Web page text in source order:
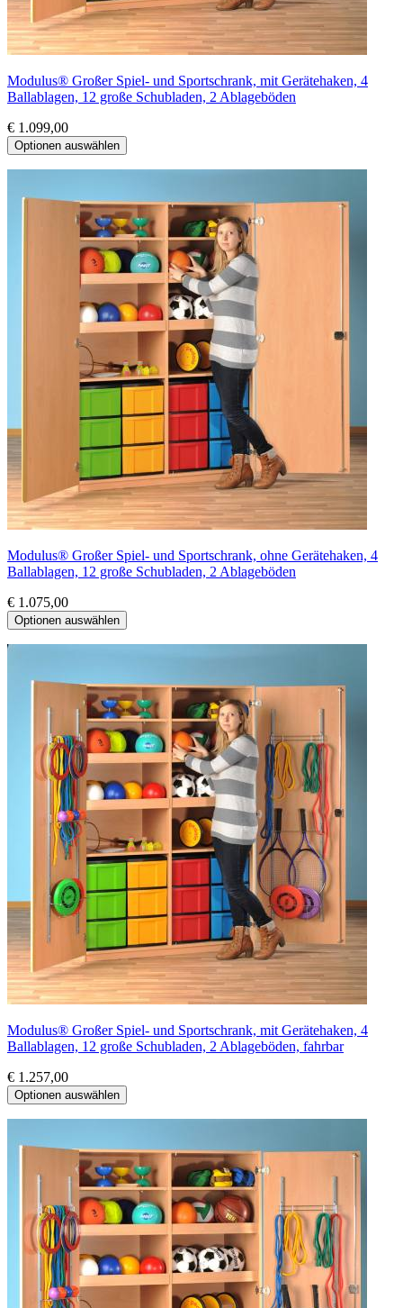
Modulus® Großer Spiel- und Sportschrank, mit Gerätehaken, 4
Ballablagen, 12 große Schubladen, 2 Ablageböden
€ 1.099,00
Modulus® Großer Spiel- und Sportschrank, ohne Gerätehaken, 4
Ballablagen, 12 große Schubladen, 2 Ablageböden
€ 1.075,00
Modulus® Großer Spiel- und Sportschrank, mit Gerätehaken, 4
Ballablagen, 12 große Schubladen, 2 Ablageböden, fahrbar
€ 1.257,00